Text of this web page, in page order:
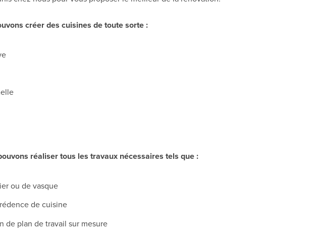
créer des cuisines de toute sorte :
réaliser tous les travaux nécessaires tels que :
ou de vasque
de cuisine
de plan de travail sur mesure